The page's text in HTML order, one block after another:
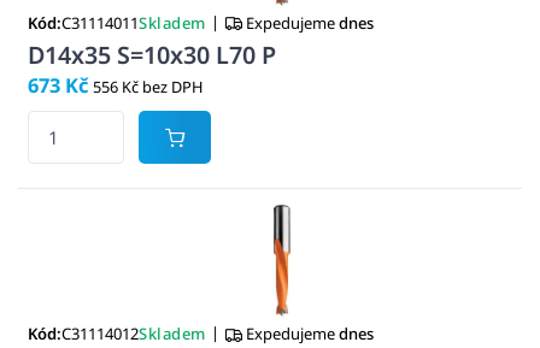
Kód:C31114011Skladem | Expedujemednes
D14x35 S=10x30 L70 P
673 Kč 556 Kč bez DPH
Kód:C31114012Skladem | Expedujemednes